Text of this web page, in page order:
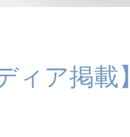
ィア掲